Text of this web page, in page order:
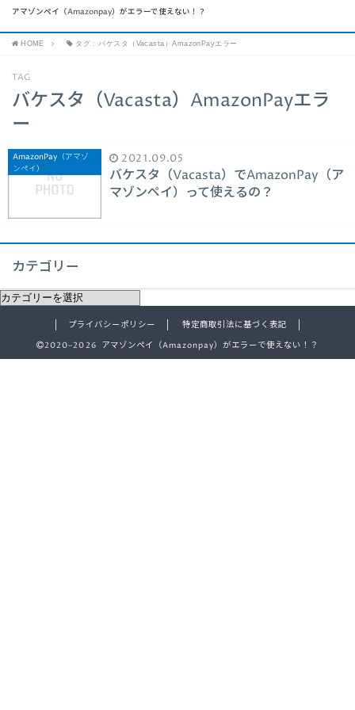
アマゾンペイ（Amazonpay）がエラーで使えない！？
HOME タグ : バケスタ（Vacasta）AmazonPayエラー
TAG
バケスタ（Vacasta）AmazonPayエラ
ー
AmazonPay（アマゾ
ンペイ）
2021.09.05
バケスタ（Vacasta）でAmazonPay（ア
マゾンペイ）って使えるの？
カテゴリー
プライバシーポリシー
特定商取引法に基づく表記
2020–2026 アマゾンペイ（Amazonpay）がエラーで使えない！？